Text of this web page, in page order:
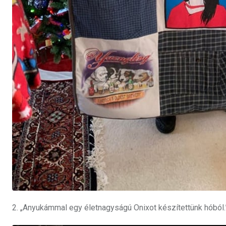
2. „Anyukámmal egy életnagyságú Onixot készítettünk